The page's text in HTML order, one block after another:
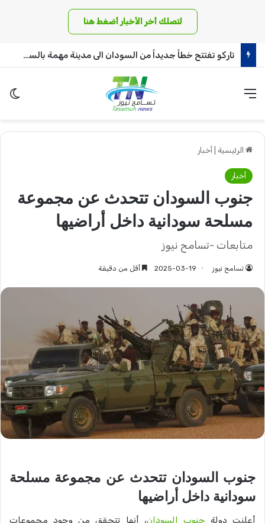
لتصلك أخر الأخبار أضغط هنا
تاركو تفتتح خطاً جديداً من السودان الى مدينة مهمة بالسعودية
القائمة
الرئيسية أخبار
أخبار
جنوب السودان تتحدث عن مجموعة
مسلحة سودانية داخل أراضيها
متابعات -تسامح نيوز
تسامح نيوز 2025-03-19 أقل من دقيقة
جنوب السودان تتحدث عن مجموعة مسلحة
سودانية داخل أراضيها
أعلنت دولة جنوب السودان، أنها تتحقق من وجود مجموعات